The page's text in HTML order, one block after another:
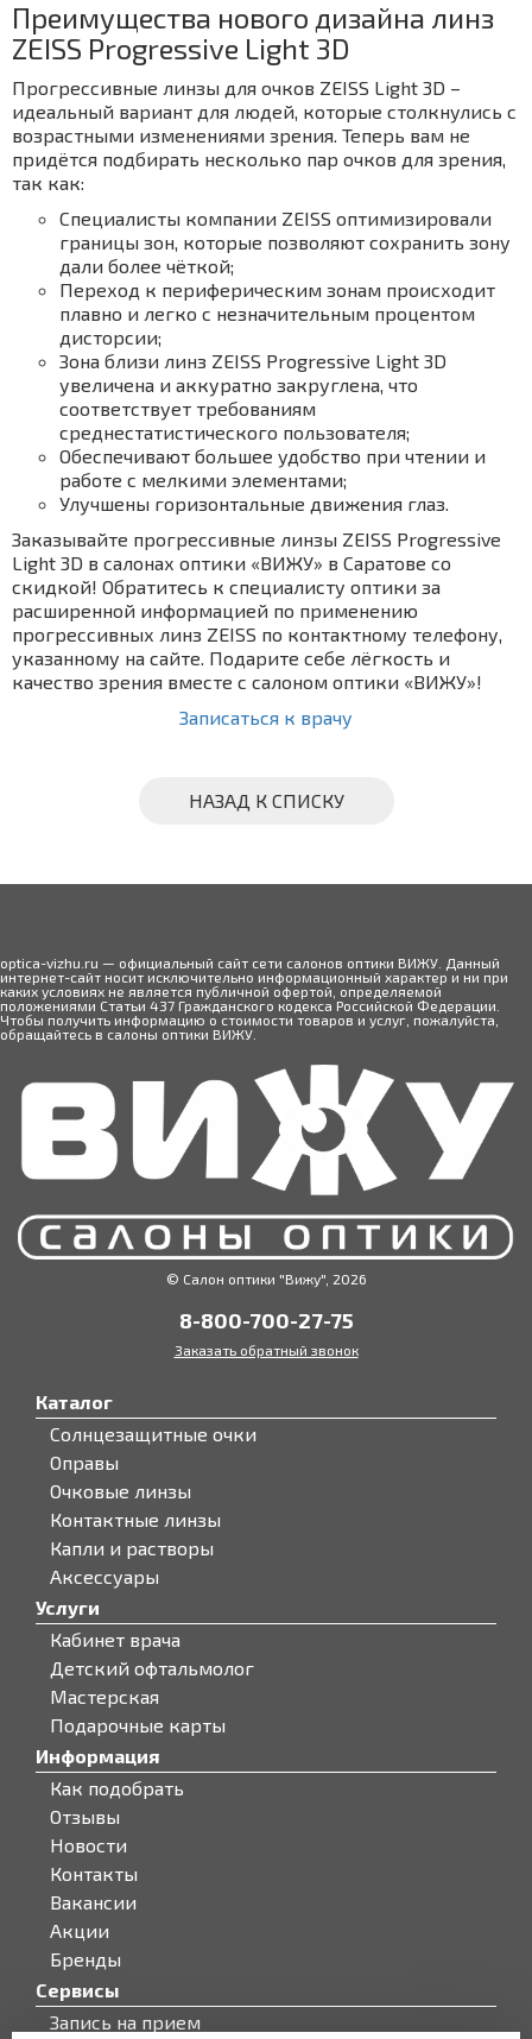
Преимущества нового дизайна линз
ZEISS Progressive Light 3D
Прогрессивные линзы для очков ZEISS Light 3D –
идеальный вариант для людей, которые столкнулись с
возрастными изменениями зрения. Теперь вам не
придётся подбирать несколько пар очков для зрения,
так как:
Специалисты компании ZEISS оптимизировали
границы зон, которые позволяют сохранить зону
дали более чёткой;
Переход к периферическим зонам происходит
плавно и легко с незначительным процентом
дисторсии;
Зона близи линз ZEISS Progressive Light 3D
увеличена и аккуратно закруглена, что
соответствует требованиям
среднестатистического пользователя;
Обеспечивают большее удобство при чтении и
работе с мелкими элементами;
Улучшены горизонтальные движения глаз.
Заказывайте прогрессивные линзы ZEISS Progressive
Light 3D в салонах оптики «ВИЖУ» в Саратове со
скидкой! Обратитесь к специалисту оптики за
расширенной информацией по применению
прогрессивных линз ZEISS по контактному телефону,
указанному на сайте. Подарите себе лёгкость и
качество зрения вместе с салоном оптики «ВИЖУ»!
Записаться к врачу
НАЗАД К СПИСКУ
optica-vizhu.ru — официальный сайт сети салонов оптики ВИЖУ. Данный
интернет-сайт носит исключительно информационный характер и ни при
каких условиях не является публичной офертой, определяемой
положениями Статьи 437 Гражданского кодекса Российской Федерации.
Чтобы получить информацию о стоимости товаров и услуг, пожалуйста,
обращайтесь в салоны оптики ВИЖУ.
© Салон оптики "Вижу", 2026
8-800-700-27-75
Заказать обратный звонок
Каталог
Солнцезащитные очки
Оправы
Очковые линзы
Контактные линзы
Капли и растворы
Аксессуары
Услуги
Кабинет врача
Детский офтальмолог
Мастерская
Подарочные карты
Информация
Как подобрать
Отзывы
Новости
Контакты
Вакансии
Акции
Бренды
Сервисы
Запись на прием